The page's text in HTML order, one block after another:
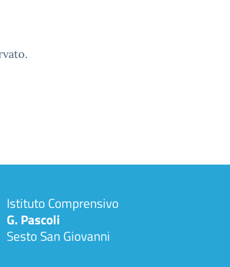
Istituto Comprensivo
G. Pascoli
Sesto San Giovanni